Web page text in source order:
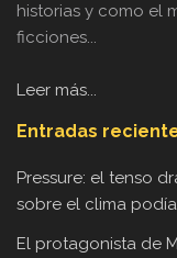
historias y como el
ficciones...
Leer más...
Entradas
Pressure: el tenso
sobre el clima
El protagonista de